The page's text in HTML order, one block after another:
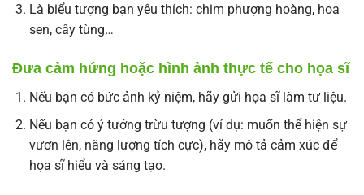
Là biểu tượng bạn yêu thích: chim phượng hoàng, hoa
sen, cây tùng…
Đưa cảm hứng hoặc hình ảnh thực tế cho họa sĩ
Nếu bạn có bức ảnh kỷ niệm, hãy gửi họa sĩ làm tư liệu.
Nếu bạn có ý tưởng trừu tượng (ví dụ: muốn thể hiện sự
vươn lên, năng lượng tích cực), hãy mô tả cảm xúc để
họa sĩ hiểu và sáng tạo.